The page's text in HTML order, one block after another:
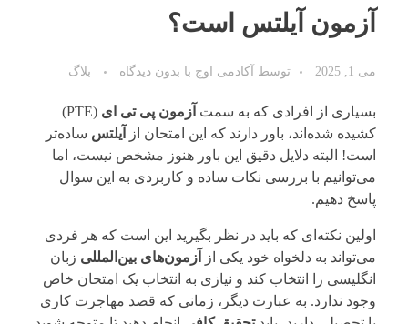
آزمون آیلتس است؟
می 1, 2025 توسط آکادمی اوج با بدون دیدگاه بلاگ
بسیاری از افرادی که به سمت آزمون پی تی ای
(PTE)
کشیده شده‌اند، باور دارند که این امتحان از
آیلتس ساده‌تر
است! البته دلایل دقیق این باور هنوز مشخص نیست، اما
می‌توانیم با بررسی نکات ساده و کاربردی به این سوال
پاسخ دهیم.
اولین نکته‌ای که باید در نظر بگیرید این است که هر فردی
می‌تواند به دلخواه خود یکی از
آزمون‌های بین‌المللی زبان
انگلیسی را انتخاب کند و نیازی به انتخاب یک امتحان خاص
وجود ندارد. به عبارت دیگر، زمانی که قصد مهاجرت کاری